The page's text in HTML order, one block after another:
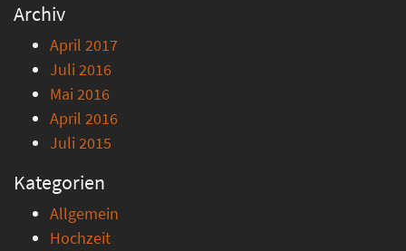
Archiv
April 2017
Juli 2016
Mai 2016
April 2016
Juli 2015
Kategorien
Allgemein
Hochzeit